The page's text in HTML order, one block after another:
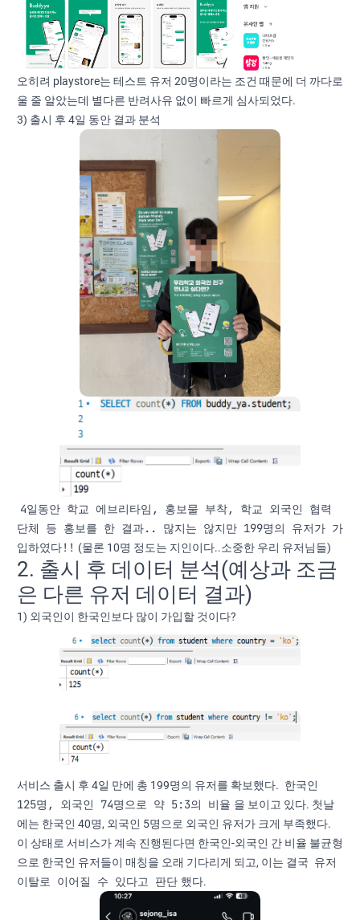
오히려 playstore는 테스트 유저 20명이라는 조건 때문에 더 까다로
울 줄 알았는데 별다른 반려사유 없이 빠르게 심사되었다.
3) 출시 후 4일 동안 결과 분석
4일동안 학교 에브리타임, 홍보물 부착, 학교 외국인 협력
단체 등 홍보를 한 결과.. 많지는 않지만 199명의 유저가 가
입하였다!! (물론 10명 정도는 지인이다..소중한 우리 유저님들)
2. 출시 후 데이터 분석(예상과 조금
은 다른 유저 데이터 결과)
1) 외국인이 한국인보다 많이 가입할 것이다?
서비스 출시 후 4일 만에 총 199명의 유저를 확보했다. 한국인
125명, 외국인 74명으로 약 5:3의 비율 을 보이고 있다. 첫날
에는 한국인 40명, 외국인 5명으로 외국인 유저가 크게 부족했다.
이 상태로 서비스가 계속 진행된다면 한국인-외국인 간 비율 불균형
으로 한국인 유저들이 매칭을 오래 기다리게 되고, 이는 결국 유저
이탈로 이어질 수 있다고 판단 했다.